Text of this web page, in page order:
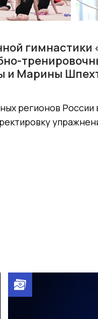
гимнастики
и Марины
регионов России